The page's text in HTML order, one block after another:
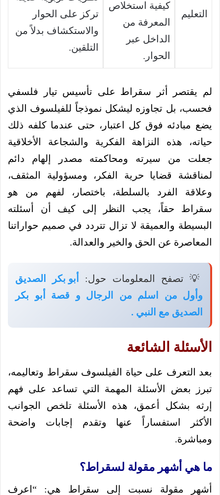
التعليم
كيفية استخلاص
المعرفة من
الداخل عبر
الحوار.
تركز على الحوار
والاستكشاف بدلاً من
التلقين.
لم يقتصر أثر سقراط على تأسيس تيار فلسفي
فحسب، بل تجاوزه ليشكل نموذجاً للفيلسوف الذي
يضع مبادئه فوق كل اعتبار، حتى عندما كلفه ذلك
حياته، هذه النزاهة الفكرية والشجاعة الأخلاقية
جعلت من سيرته ومحاكمته مصدر إلهام دائم
لمناقشة قضايا حرية الفكر، ومسؤولية المثقف،
وعلاقة الفرد بالسلطة، باختصار، لفهم من هو
سقراط حقاً، يجب النظر إلى كيف أن أسئلته
البسيطة والعميقة لا تزال تتردد في صميم حواراتنا
المعاصرة عن الحق والخير والعدالة.
💡 تصفح المعلومات حول:
أبو بكر الصديق
وأول من اسلم من الرجال و قصة أبو بكر
الصديق مع النبي .
الأسئلة الشائعة
بعد التعرف على حياة الفيلسوف سقراط وتعاليمه،
تبرز بعض الأسئلة المهمة التي تساعد على فهم
إرثه بشكل أعمق، هذه الأسئلة تلخص الجوانب
الأكثر استفساراً عنها وتقدم إجابات واضحة
ومباشرة.
ما هي أشهر مقولة لسقراط؟
أشهر مقولة نسبت إلى سقراط هي: “اعرف